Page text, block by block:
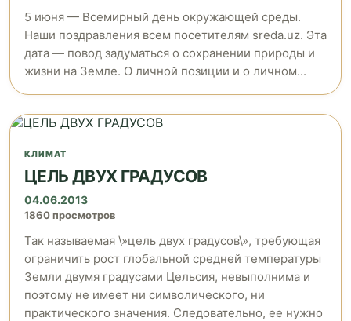
5 июня — Всемирный день окружающей среды.
Наши поздравления всем посетителям sreda.uz. Эта
дата — повод задуматься о сохранении природы и
жизни на Земле. О личной позиции и о личном...
КЛИМАТ
ЦЕЛЬ ДВУХ ГРАДУСОВ
04.06.2013
1860 просмотров
Так называемая \»цель двух градусов\», требующая
ограничить рост глобальной средней температуры
Земли двумя градусами Цельсия, невыполнима и
поэтому не имеет ни символического, ни
практического значения. Следовательно, ее нужно